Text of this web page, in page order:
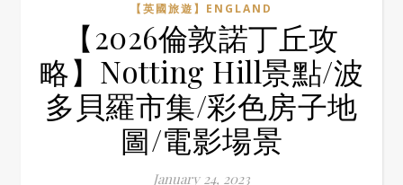
【英國旅遊】ENGLAND
【2026倫敦諾丁丘攻
略】Notting Hill景點/波
多貝羅市集/彩色房子地
圖/電影場景
January 24, 2023